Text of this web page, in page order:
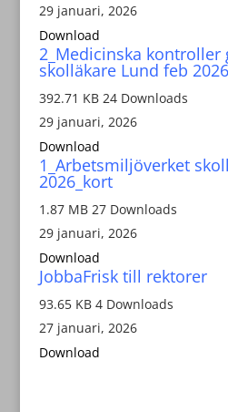
29 januari, 2026
Download
2_Medicinska kontroller
skolläkare Lund feb 2026
392.71 KB 24 Downloads
29 januari, 2026
Download
1_Arbetsmiljöverket
2026_kort
1.87 MB 27 Downloads
29 januari, 2026
Download
JobbaFrisk till rektorer
93.65 KB 4 Downloads
27 januari, 2026
Download